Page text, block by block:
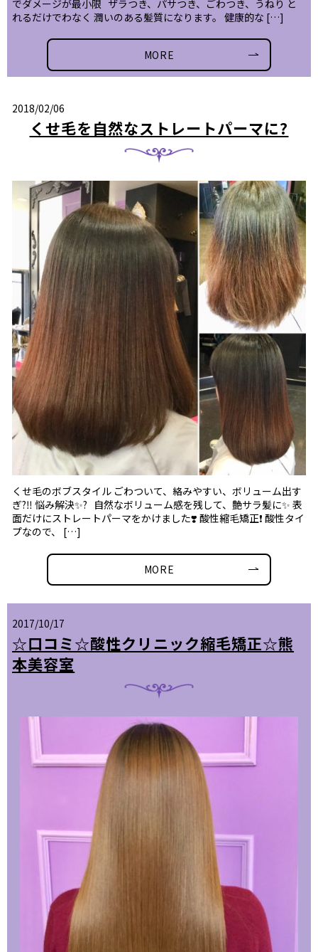
でダメージが最小限 ザラつき、パサつき、ごわつき、うねり と
れるだけでわなく 潤いのある髪質になります。 健康的な […]
MORE
2018/02/06
くせ毛を自然なストレートパーマに?
くせ毛のボブスタイル ごわついて、絡みやすい、ボリューム出す
ぎ?‼️ 悩み解決✨? 自然なボリューム感を残して、艶サラ髪に✨ 表
面だけにストレートパーマをかけました❣️ 酸性縮毛矯正❗️ 酸性タイ
プなので、 […]
MORE
2017/10/17
☆口コミ☆酸性クリニック縮毛矯正☆熊
本美容室